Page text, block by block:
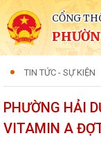
CỔNG
TIN TỨC - SỰ KIỆN
PHƯỜNG HẢI
VITAMIN A